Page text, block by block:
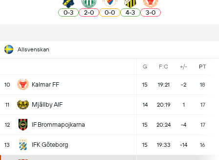
0-3 2-0 0-0 4-3 3-0
Allsvenskan
G F:C +/- PT
10 Kalmar FF 15 19:21 -2 18
11 Mjällby AIF 14 20:19 1 17
12 IF Brommapojkarna 15 20:24 -4 17
13 IFK Göteborg 15 19:33 -14 16